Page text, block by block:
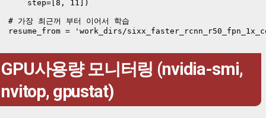
    step=[8, 11])
# 가장 최근꺼 부터 이어서 학습
GPU사용량 모니터링 (nvidia-smi,
nvitop, gpustat)